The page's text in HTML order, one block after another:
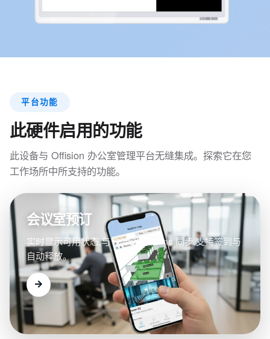
平台功能
此硬件启用的功能
此设备与 Offision 办公室管理平台无缝集成。探索它在您
工作场所中所支持的功能。
会议室预订
实时显示可用状态,与 Outlook/Teams 同步,支持签到与
自动释放。